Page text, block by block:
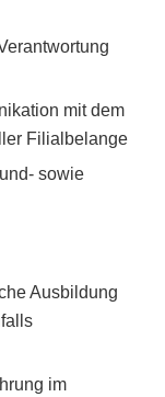
mit dem
Filialbelange
sowie
Ausbildung
im